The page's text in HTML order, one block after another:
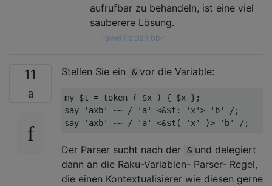
aufrufbar zu behandeln, ist eine viel
sauberere Lösung.
Pawel Pabian bbkr
11 Stellen Sie ein & vor die Variable:
my $t = token ( $x ) { $x };
say 'axb' ~~ / 'a' <&$t: 'x'> 'b' /;
Der Parser sucht nach der & und delegiert
dann an die Raku-Variablen- Parser- Regel,
die einen Kontextualisierer wie diesen gerne